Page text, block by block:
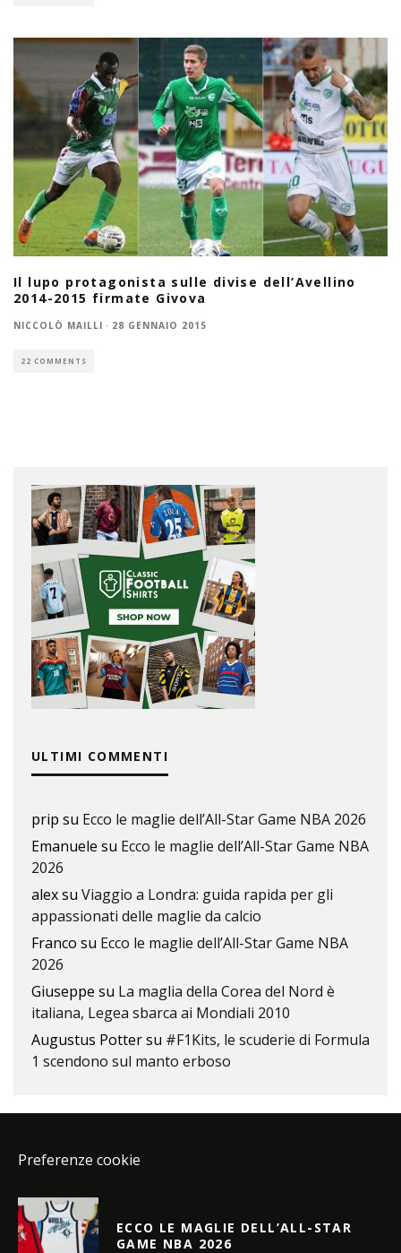
Il lupo protagonista sulle divise dell’Avellino
2014-2015 firmate Givova
NICCOLÒ MAILLI · 28 GENNAIO 2015
22 COMMENTS
ULTIMI COMMENTI
prip su Ecco le maglie dell’All-Star Game NBA 2026
Emanuele su Ecco le maglie dell’All-Star Game NBA
2026
alexsu Viaggio a Londra: guida rapida per gli
appassionati delle maglie da calcio
Franco su Ecco le maglie dell’All-Star Game NBA
2026
Giuseppe su La maglia della Corea del Nord è
italiana, Legea sbarca ai Mondiali 2010
Augustus Pottersu #F1Kits, le scuderie di Formula
1 scendono sul manto erboso
Preferenze cookie
ECCO LE MAGLIE DELL’ALL-STAR
GAME NBA 2026